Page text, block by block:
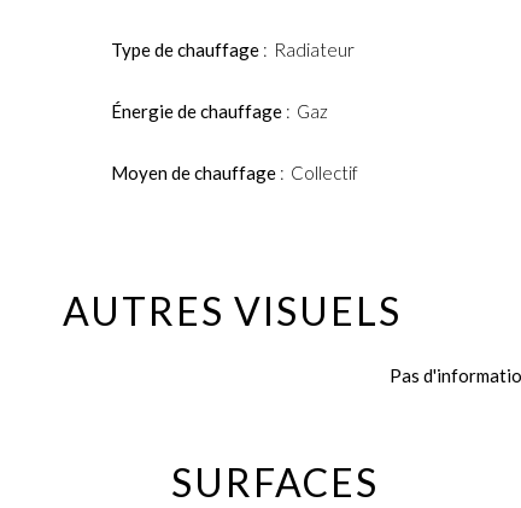
Type de chauffage Radiateur
Énergie de chauffage Gaz
Moyen de chauffage Collectif
AUTRES VISUELS
Pas
SURFACES